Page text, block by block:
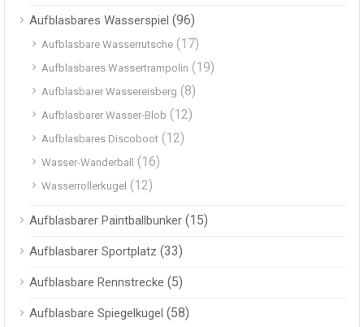
Aufblasbares Wasserspiel (96)
Aufblasbare Wasserrutsche (17)
Aufblasbares Wassertrampolin (19)
Aufblasbarer Wassereisberg (8)
Aufblasbarer Wasser-Blob (12)
Aufblasbares Discoboot (12)
Wasser-Wanderball (16)
Wasserrollerkugel (12)
Aufblasbarer Paintballbunker (15)
Aufblasbarer Sportplatz (33)
Aufblasbare Rennstrecke (5)
Aufblasbare Spiegelkugel (58)